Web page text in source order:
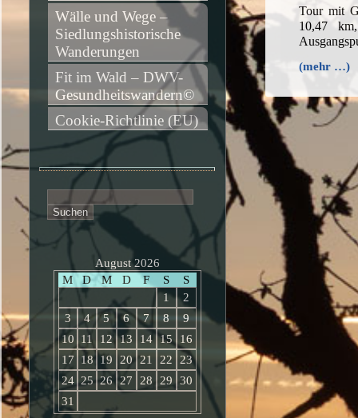
Tour mit
10,47
(mehr …)
Wälle und Wege –
Siedlungshistorische
Wanderungen
Fit im Wald – DWV-
Gesundheitswandern©
Cookie-Richtlinie (EU)
nach:
August 2026
M
D M D F S
S
1
2
3
4 5 6 7 8
9
10
11 12 13 14 15
16
17
18 19 20 21 22
23
24 25 26 27 28 29
30
31